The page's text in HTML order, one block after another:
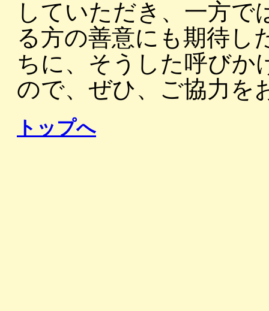
していただき、一方で
る方の善意にも期待し
ちに、そうした呼びか
ので、ぜひ、ご協力を
トップへ